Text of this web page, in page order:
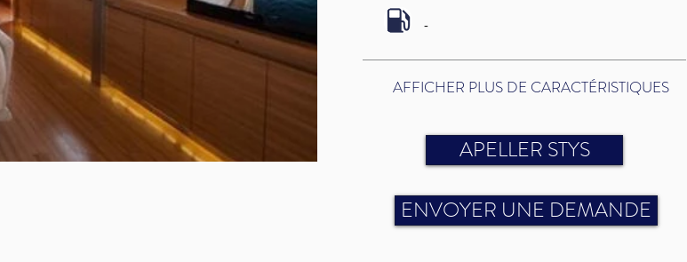
-
AFFICHER PLUS DE CARACTÉRISTIQUES
APELLER STYS
ENVOYER UNE DEMANDE